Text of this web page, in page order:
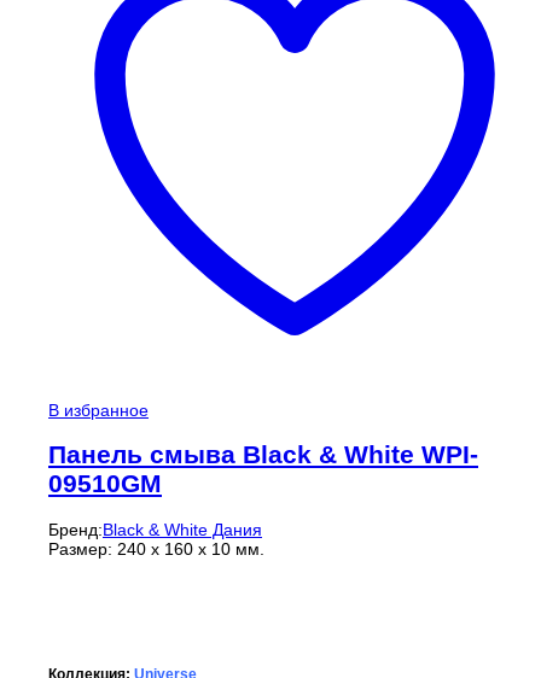
В избранное
Панель смыва Black & White WPI-
09510GM
Бренд:Black & White Дания
Размер: 240 х 160 х 10 мм.
Коллекция: Universe